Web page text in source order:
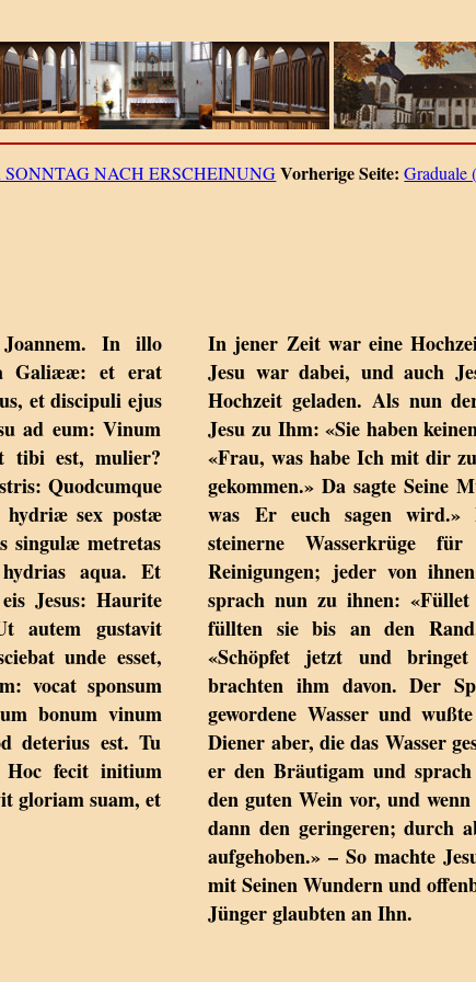
SONNTAG NACH ERSCHEINUNG Vorherige Seite: Graduale
Joannem. In illo
Galiææ: et erat
et discipuli ejus
ad eum: Vinum
tibi est, mulier?
Quodcumque
sex postæ
singulæ metretas
aqua. Et
Jesus: Haurite
autem gustavit
unde esset,
vocat sponsum
bonum vinum
deterius est. Tu
Hoc fecit initium
gloriam suam, et
In jener Zeit war eine
Jesu war dabei, und auch
Hochzeit geladen. Als nun
Jesu zu Ihm: «Sie haben
«Frau, was habe Ich mit dir
gekommen.» Da sagte Seine
was Er euch sagen wird.»
steinerne Wasserkrüge
Reinigungen; jeder von
sprach nun zu ihnen:
füllten sie bis an den
«Schöpfet jetzt und bringet
brachten ihm davon. Der
gewordene Wasser und
Diener aber, die das Wasser
er den Bräutigam und
den guten Wein vor, und
dann den geringeren; durch
aufgehoben.» – So machte
mit Seinen Wundern und
Jünger glaubten an Ihn.